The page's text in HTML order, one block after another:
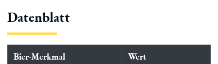
Datenblatt
Bier-Merkmal Wert